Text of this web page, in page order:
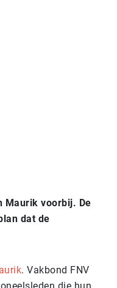
Maurik voorbij. De
dat de
. Vakbond FNV